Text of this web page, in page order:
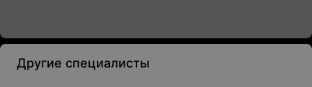
Другие специалисты